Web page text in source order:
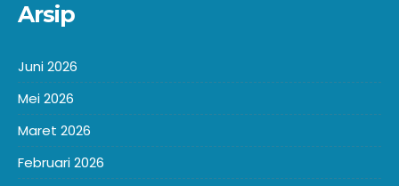
Arsip
Juni 2026
Mei 2026
Maret 2026
Februari 2026